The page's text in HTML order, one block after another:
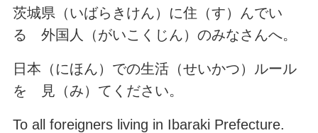
茨城県（いばらきけん）に住（す）んでい
る 外国人（がいこくじん）のみなさんへ。
日本（にほん）での生活（せいかつ）ルール
を 見（み）てください。
To all foreigners living in Ibaraki Prefecture.